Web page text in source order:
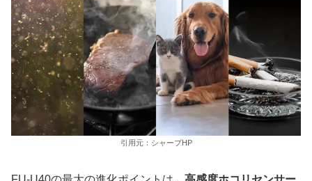
引用元：シャープHP